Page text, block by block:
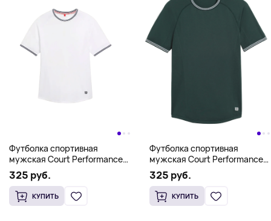
Футболка спортивная
мужская Court Performance
Crew Wilson, белый
325 руб.
КУПИТЬ
Футболка спортивная
мужская Court Performance
Crew Wilson, зеленый
325 руб.
КУПИТЬ